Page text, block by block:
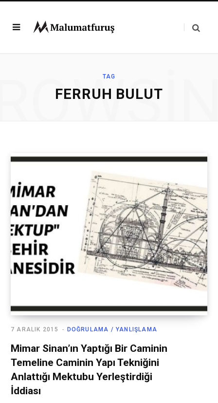
TAG
FERRUH BULUT
DOĞRULAMA / YANLIŞLAMA
7 ARALIK 2015
Mimar Sinan’ın Yaptığı Bir Caminin
Temeline Caminin Yapı Tekniğini
Anlattığı Mektubu Yerleştirdiği
İddiası